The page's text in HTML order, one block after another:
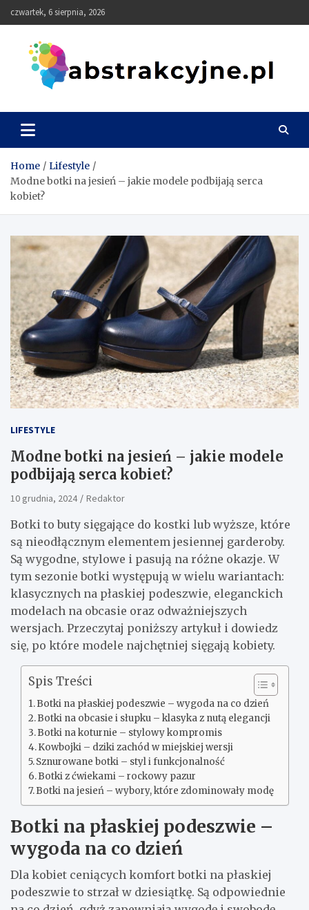
to
czwartek, 6 sierpnia, 2026
Abstrakcyjne
Home
Lifestyle
Modne botki na jesień – jakie modele podbijają serca
kobiet?
LIFESTYLE
Modne botki na jesień – jakie modele
podbijają serca kobiet?
10 grudnia, 2024 Redaktor
Botki to buty sięgające do kostki lub wyższe, które
są nieodłącznym elementem jesiennej garderoby.
Są wygodne, stylowe i pasują na różne okazje. W
tym sezonie botki występują w wielu wariantach:
klasycznych na płaskiej podeszwie, eleganckich
modelach na obcasie oraz odważniejszych
wersjach. Przeczytaj poniższy artykuł i dowiedz
się, po które modele najchętniej sięgają kobiety.
Spis Treści
Botki na płaskiej podeszwie – wygoda na co dzień
Botki na obcasie i słupku – klasyka z nutą elegancji
Botki na koturnie – stylowy kompromis
Kowbojki – dziki zachód w miejskiej wersji
Sznurowane botki – styl i funkcjonalność
Botki z ćwiekami – rockowy pazur
Botki na jesień – wybory, które zdominowały modę
Botki na płaskiej podeszwie –
wygoda na co dzień
Dla kobiet ceniących komfort botki na płaskiej
podeszwie to strzał w dziesiątkę. Są odpowiednie